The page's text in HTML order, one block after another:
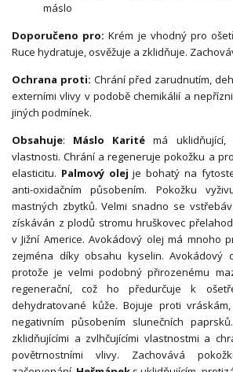
máslo
Doporučeno pro: Krém je vhodný pro
Ruce hydratuje, osvěžuje a zklidňuje.
Ochrana proti: Chrání před zarudnutím,
externími vlivy v podobě chemikálií a
jiných podmínek.
Obsahuje: Máslo Karité má uklidňující,
vlastnosti. Chrání a regeneruje pokožku a
elasticitu. Palmový olej je bohatý na
anti-oxidačním působením. Pokožku
mastných zbytků. Velmi snadno se
získáván z plodů stromu hruškovec
v Jižní Americe. Avokádový olej má mnoho
zejména díky obsahu kyselin. Avokádový
protože je velmi podobný přirozenému
regenerační, což ho předurčuje k
dehydratované kůže. Bojuje proti
negativním působením slunečních paprsků.
zklidňujícími a zvlhčujícími vlastnostmi a
povětrnostními vlivy. Zachovává